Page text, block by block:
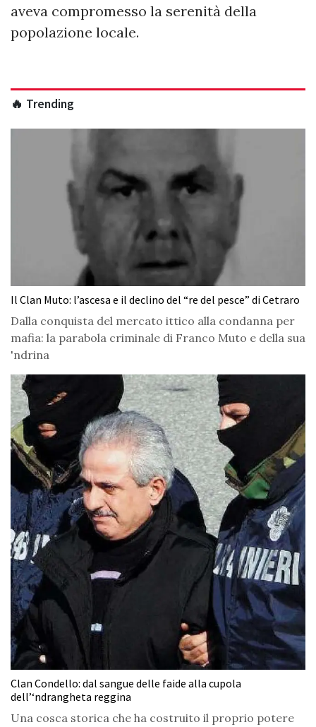
aveva compromesso la serenità della
popolazione locale.
🔥 Trending
Il Clan Muto: l’ascesa e il declino del “re del pesce” di Cetraro
Dalla conquista del mercato ittico alla condanna per
mafia: la parabola criminale di Franco Muto e della sua
'ndrina
Clan Condello: dal sangue delle faide alla cupola
dell’‘ndrangheta reggina
Una cosca storica che ha costruito il proprio potere